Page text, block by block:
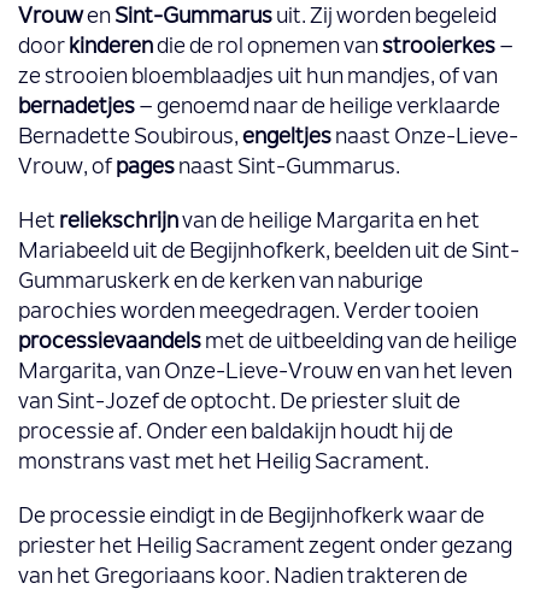
Vrouwen Sint-Gummarus uit. Zij worden begeleid
door kinderendie de rol opnemen vanstrooierkes –
ze strooien bloemblaadjes uit hun mandjes, of van
bernadetjes – genoemd naar de heilige verklaarde
Bernadette Soubirous, engeltjes naast Onze-Lieve-
Vrouw, of pages naast Sint-Gummarus.
Het reliekschrijnvan de heilige Margarita en het
Mariabeeld uit de Begijnhofkerk, beelden uit de Sint-
Gummaruskerk en de kerken van naburige
parochies worden meegedragen. Verder tooien
processievaandels met de uitbeelding van de heilige
Margarita, van Onze-Lieve-Vrouw en van het leven
van Sint-Jozef de optocht. De priester sluit de
processie af. Onder een baldakijn houdt hij de
monstrans vast met het Heilig Sacrament.
De processie eindigt in de Begijnhofkerk waar de
priester het Heilig Sacrament zegent onder gezang
van het Gregoriaans koor. Nadien trakteren de